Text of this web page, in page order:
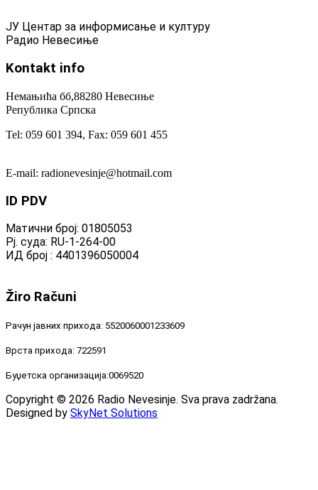
ЈУ Центар за информисање и културу
Радио Невесиње
Kontakt info
Немањића бб,88280 Невесиње
Република Српска
Tel: 059 601 394, Fax: 059 601 455
E-mail: radionevesinje@hotmail.com
ID PDV
Матични број: 01805053
Рј. суда: RU-1-264-00
ИД број : 4401396050004
Žiro Računi
Рачун јавних прихода: 5520060001233609
Врста прихода: 722591
Буџетска организација:0069520
Copyright © 2026 Radio Nevesinje. Sva prava zadržana.
Designed by SkyNet Solutions